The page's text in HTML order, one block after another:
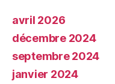
avril 2026
décembre 2024
septembre 2024
janvier 2024